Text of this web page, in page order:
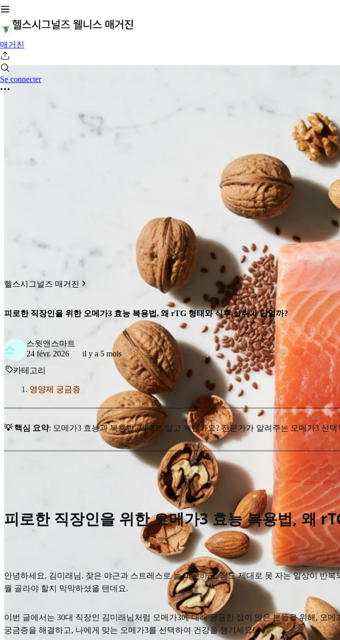
매거진
Se connecter
헬스시그널즈 매거진
피로한 직장인을 위한 오메가3 효능 복용법, 왜 rTG 형태와 식후 섭취가 답일까?
스
스윗앤스마트
24 févr. 2026
il y a 5 mois
카테고리
영양제 궁금증
💡 핵심 요약: 오메가3 효능과 복용법, 제대로 알고 계신가요? 전문가가 알려주는 오메가3 선
피로한 직장인을 위한 오메가3 효능 복용법, 왜
안녕하세요, 김미래님. 잦은 야근과 스트레스로 늘 피곤하고, 잠도 제대로 못 자는 일상이 반
뭘 골라야 할지 막막하셨을 텐데요.
이번 글에서는 30대 직장인 김미래님처럼 오메가3에 대해 궁금한 점이 많은 분들을 위해, 오
궁금증을 해결하고, 나에게 맞는 오메가3를 선택하여 건강을 챙기세요!